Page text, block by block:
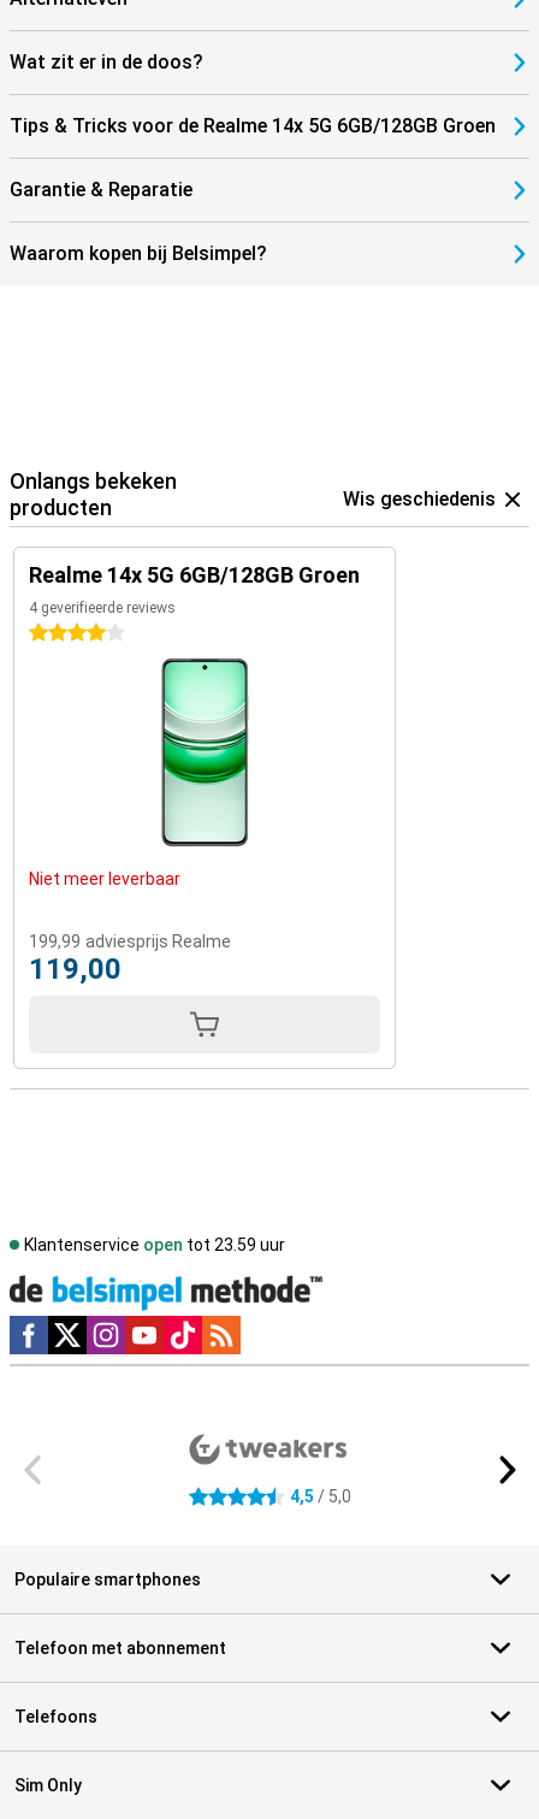
Wat zit er in de doos?
Tips & Tricks voor de Realme 14x 5G 6GB/128GB Groen
Garantie & Reparatie
Waarom kopen bij Belsimpel?
Onlangs bekeken
producten
Wis geschiedenis
Realme 14x 5G 6GB/128GB Groen
4 geverifieerde reviews
4 sterren
Niet meer leverbaar
199,99 adviesprijs Realme
119,00
Klantenservice open tot 23.59 uur
Social media
4.5 sterren 4,5 / 5,0
Populaire smartphones
Telefoon met abonnement
Telefoons
Sim Only